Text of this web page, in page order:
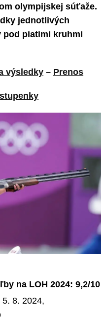
olympijskej súťaže.
jednotlivých
piatimi kruhmi
výsledky – Prenos
na LOH 2024: 9,2/10
5. 8. 2024,